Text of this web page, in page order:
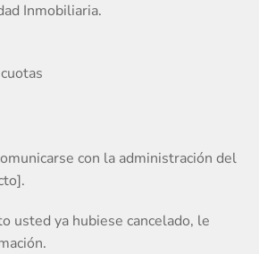
Inmobiliaria.
con la administración del
usted ya hubiese cancelado, le